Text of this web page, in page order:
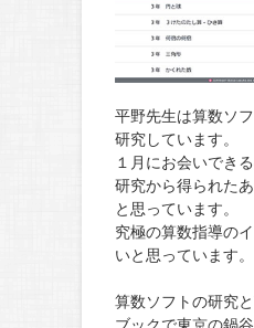
平野先生は算数ソ
研究しています。
１月にお会いでき
研究から得られた
と思っています。
究極の算数指導の
いと思っています。
算数ソフトの研究
ブックで東京の鍋